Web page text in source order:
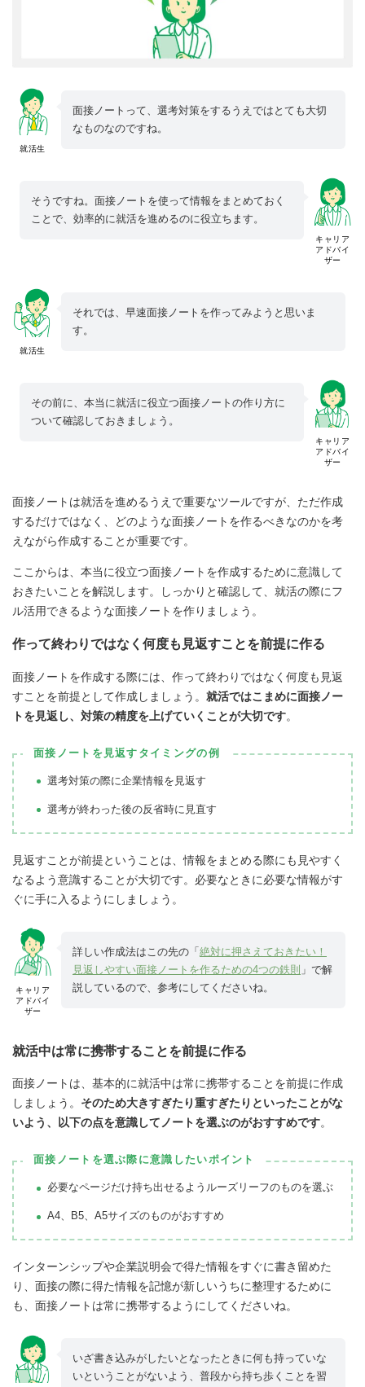
就活生
面接ノートって、選考対策をするうえではとても大切
なものなのですね。
キャリア
アドバイ
ザー
そうですね。面接ノートを使って情報をまとめておく
ことで、効率的に就活を進めるのに役立ちます。
就活生
それでは、早速面接ノートを作ってみようと思いま
す。
キャリア
アドバイ
ザー
その前に、本当に就活に役立つ面接ノートの作り方に
ついて確認しておきましょう。
面接ノートは就活を進めるうえで重要なツールですが、ただ作成
するだけではなく、どのような面接ノートを作るべきなのかを考
えながら作成することが重要です。
ここからは、本当に役立つ面接ノートを作成するために意識して
おきたいことを解説します。しっかりと確認して、就活の際にフ
ル活用できるような面接ノートを作りましょう。
作って終わりではなく何度も見返すことを前提に作る
面接ノートを作成する際には、作って終わりではなく何度も見返
すことを前提として作成しましょう。 就活ではこまめに面接ノー
トを見返し、対策の精度を上げていくことが大切です。
面接ノートを見返すタイミングの例
選考対策の際に企業情報を見返す
選考が終わった後の反省時に見直す
見返すことが前提ということは、情報をまとめる際にも見やすく
なるよう意識することが大切です。必要なときに必要な情報がす
ぐに手に入るようにしましょう。
キャリア
アドバイ
ザー
詳しい作成法はこの先の「 絶対に押さえておきたい！
見返しやすい面接ノートを作るための4つの鉄則 」で解
説しているので、参考にしてくださいね。
就活中は常に携帯することを前提に作る
面接ノートは、基本的に就活中は常に携帯することを前提に作成
しましょう。 そのため大きすぎたり重すぎたりといったことがな
いよう、以下の点を意識してノートを選ぶのがおすすめです。
面接ノートを選ぶ際に意識したいポイント
必要なページだけ持ち出せるようルーズリーフのものを選ぶ
A4、B5、A5サイズのものがおすすめ
インターンシップや企業説明会で得た情報をすぐに書き留めた
り、面接の際に得た情報を記憶が新しいうちに整理するために
も、面接ノートは常に携帯するようにしてくださいね。
いざ書き込みがしたいとなったときに何も持っていな
いということがないよう、普段から持ち歩くことを習